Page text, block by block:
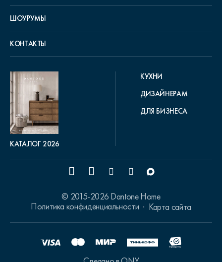
ШОУРУМЫ
КОНТАКТЫ
КАТАЛОГ 2026
КУХНИ
ДИЗАЙНЕРАМ
ДЛЯ БИЗНЕСА
© 2015-2026 Dantone Home
Политика конфиденциальности
Карта сайта